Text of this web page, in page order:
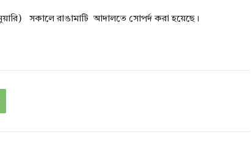
সকালে রাঙামাটি আদালতে সোপর্দ করা হয়েছে।